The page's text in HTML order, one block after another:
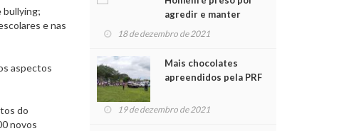
bullying;
e nas
aspectos
do
novos
agredir e manter
mulher em cárcere
18 de dezembro de 2021
Mais chocolates
apreendidos pela PRF
crianças no Natal
19 de dezembro de 2021